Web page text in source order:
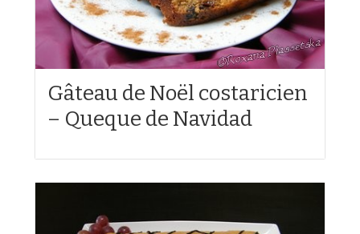
Gâteau de Noël costaricien
– Queque de Navidad